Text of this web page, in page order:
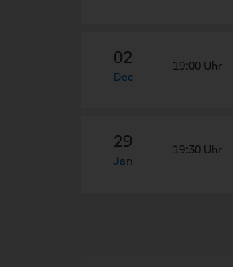
02
Dec
19:00 Uhr
29
Jan
19:30 Uhr